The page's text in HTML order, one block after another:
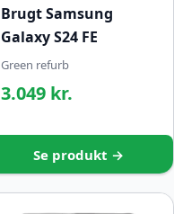
Brugt Samsung
Galaxy S24 FE
Green refurb
3.049 kr.
Se produkt →